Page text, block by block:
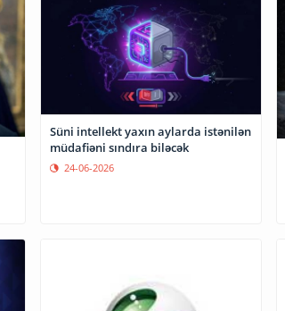
Süni intellekt yaxın aylarda istənilən
müdafiəni sındıra biləcək
24-06-2026